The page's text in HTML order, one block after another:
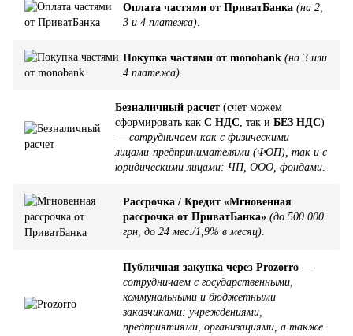
Оплата частями от ПриватБанка (на 2,
3 и 4 платежа)
Покупка частями от monobank (на 3 или
4 платежа)
Безналичный расчет (счет можем
сформировать как С НДС , так и БЕЗ НДС)
— сотрудничаем как с физическими
лицами-предпринимателями (ФОП), так и с
юридическими лицами: ЧП, ООО, фондами
Рассрочка / Кредит «Мгновенная
рассрочка от ПриватБанка» (до 500 000
грн, до 24 мес./1,9% в месяц).
Публичная закупка через Prozorro —
сотрудничаем с государственными,
коммунальными и бюджетными
заказчиками: учреждениями,
предприятиями, организациями, а также